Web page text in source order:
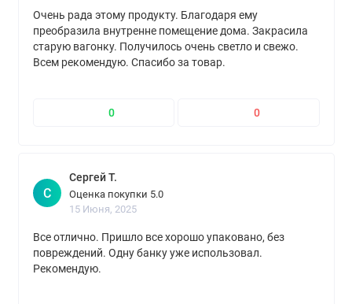
Очень рада этому продукту. Благодаря ему
преобразила внутренне помещение дома. Закрасила
старую вагонку. Получилось очень светло и свежо.
Всем рекомендую. Спасибо за товар.
0 0
С
Сергей Т.
Оценка покупки 5.0
15 Июня, 2025
Все отлично. Пришло все хорошо упаковано, без
повреждений. Одну банку уже использовал.
Рекомендую.